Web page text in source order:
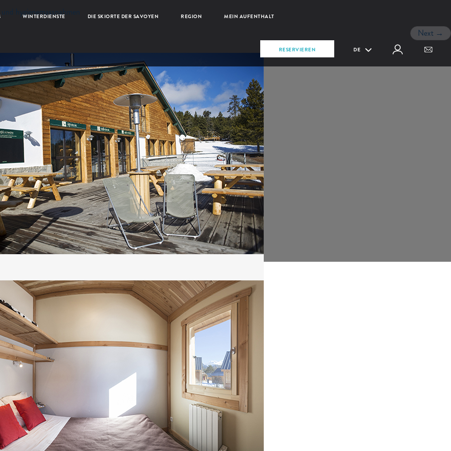
WINTERDIENSTE DIE SKIORTE DER SAVOYEN REGION MEIN AUFENTHALT
RESERVIEREN DE
hygienemassnahmen
Next →